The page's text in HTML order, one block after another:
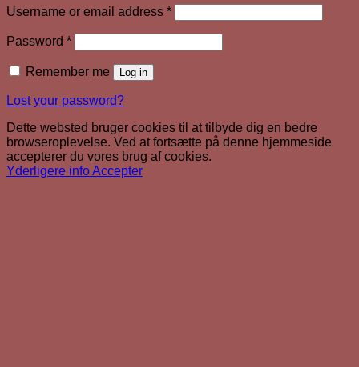
Username or email address *Required
Password *Required
Remember me Log in
Lost your password?
Dette websted bruger cookies til at tilbyde dig en bedre
browseroplevelse. Ved at fortsætte på denne hjemmeside
accepterer du vores brug af cookies.
Yderligere infoAccepter